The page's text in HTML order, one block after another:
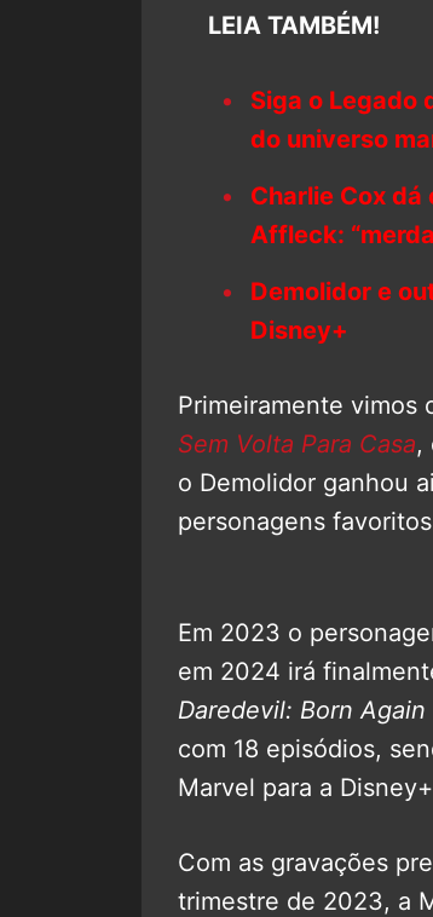
LEIA TAMBÉM!
Siga o Legado
do universo
Charlie Cox dá
Affleck:
Demolidor e
Disney+
Primeiramente vimos
Sem Volta Para Casa,
o Demolidor ganhou
personagens
Em 2023 o
em 2024 irá
Daredevil: Born Again
com 18 episódios,
Marvel para a
Com as gravações
trimestre de 2023, a